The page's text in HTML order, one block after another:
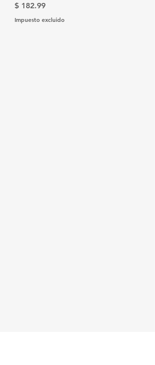
Precio
$ 182.99
Impuesto excluido